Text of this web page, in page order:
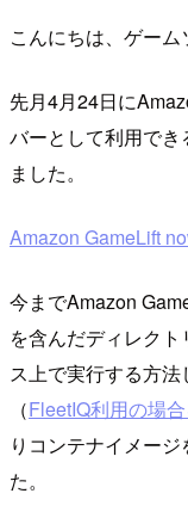
こんにちは、ゲーム
先月4月24日に
バーとして利用で
ました。
Amazon GameLift
今までAmazon
を含んだディレク
ス上で実行する方
（FleetIQ利用の場合
りコンテナイメー
た。